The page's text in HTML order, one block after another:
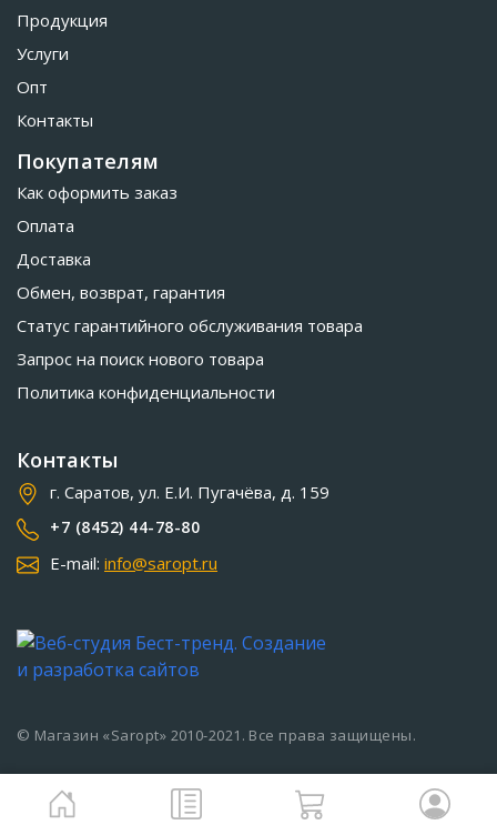
Продукция
Услуги
Опт
Контакты
Покупателям
Как оформить заказ
Оплата
Доставка
Обмен, возврат, гарантия
Статус гарантийного обслуживания товара
Запрос на поиск нового товара
Политика конфиденциальности
Контакты
г. Саратов, ул. Е.И. Пугачёва, д. 159
+7 (8452) 44-78-80
E-mail: info@saropt.ru
© Магазин «Saropt» 2010-2021. Все права защищены.